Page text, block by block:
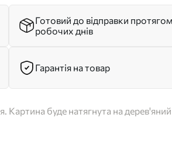
Готовий до відправки
робочих днів
Гарантія на товар
буде натягнута на